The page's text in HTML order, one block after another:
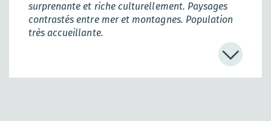
surprenante et riche culturellement. Paysages
contrastés entre mer et montagnes. Population
très accueillante.
Le dernier séjour chez l'habitant (2 jours) nous a
laissés un peu sur notre faim… Un peu long vu le